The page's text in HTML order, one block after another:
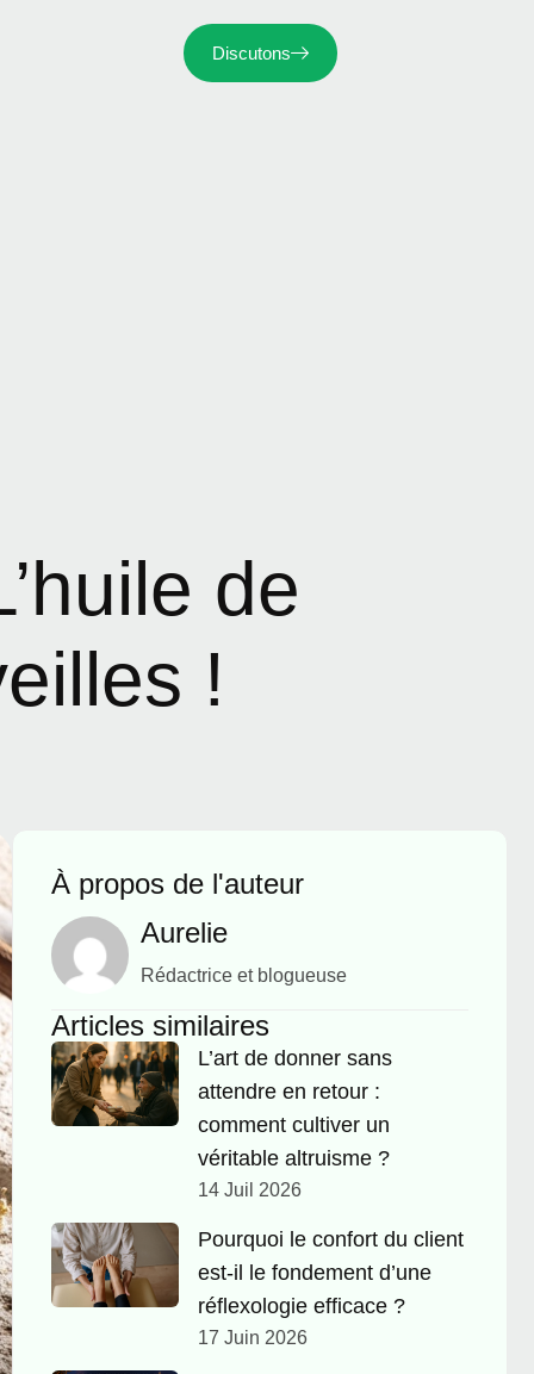
Discutons
de
!
À propos de l'auteur
Aurelie
Rédactrice et blogueuse
Articles similaires
L’art de donner sans
attendre en retour :
comment cultiver un
véritable altruisme ?
14 Juil 2026
Pourquoi le confort du client
est-il le fondement d’une
réflexologie efficace ?
17 Juin 2026